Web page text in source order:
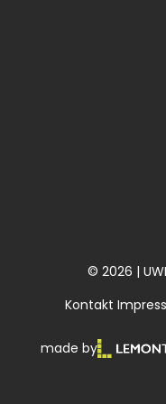
© 2026 |
Kontakt
made by